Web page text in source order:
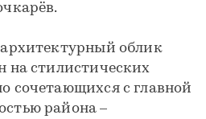
облик
на стилистических
сочетающихся с главной
района –